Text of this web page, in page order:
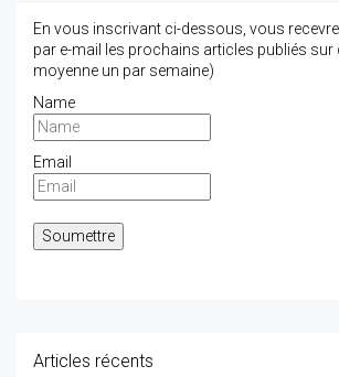
En vous inscrivant ci-dessous, vous
par e-mail les prochains articles publiés sur
moyenne un par semaine)
Name
Email
Articles récents